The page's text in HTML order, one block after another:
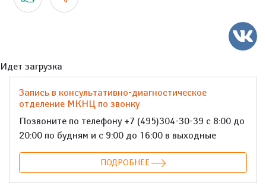
Идет загрузка
Запись в консультативно-диагностическое
отделение МКНЦ по звонку
Позвоните по телефону +7 (495)304-30-39 с 8:00 до
20:00 по будням и с 9:00 до 16:00 в выходные
ПОДРОБНЕЕ